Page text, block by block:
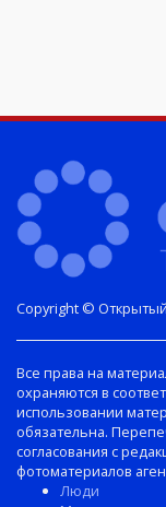
Все права на
охраняются в
использовании
обязательна.
согласования с
фотоматериалов
Люди